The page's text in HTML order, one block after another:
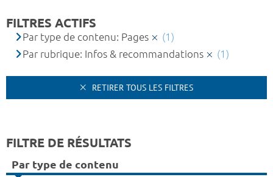
FILTRES ACTIFS
Par type de contenu: Pages
(1)
Par rubrique: Infos & recommandations
(1)
RETIRER TOUS LES FILTRES
FILTRE DE RÉSULTATS
Par type de contenu